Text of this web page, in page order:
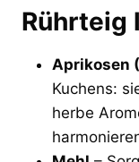
Rührteig
Aprikosen
Kuchens:
herbe